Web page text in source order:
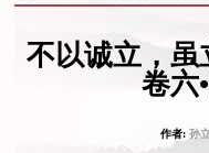
不以诚立，虽
卷六
作者:孙